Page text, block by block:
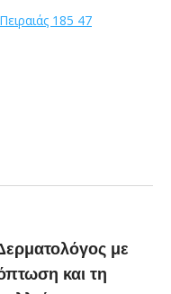
185 47
με
και τη